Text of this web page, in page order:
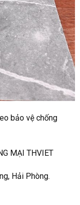
bảo vệ chống
MẠI THVIET
Hải Phòng.